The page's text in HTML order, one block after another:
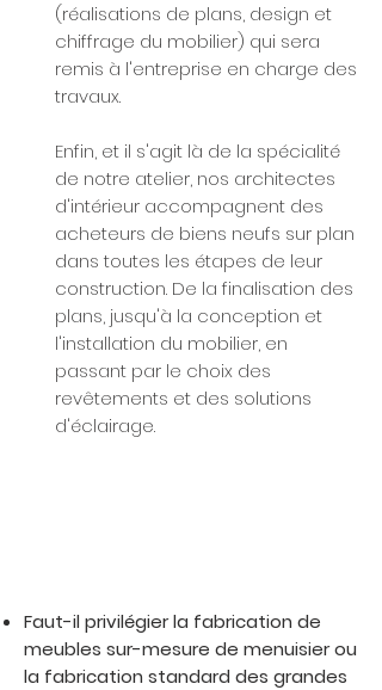
(réalisations de plans, design et
chiffrage du mobilier) qui sera
remis à l'entreprise en charge des
travaux.
Enfin, et il s'agit là de la spécialité
de notre atelier, nos architectes
d'intérieur accompagnent des
acheteurs de biens neufs sur plan
dans toutes les étapes de leur
construction. De la finalisation des
plans, jusqu'à la conception et
l'installation du mobilier, en
passant par le choix des
revêtements et des solutions
d'éclairage.
Faut-il privilégier la fabrication de
meubles sur-mesure de menuisier ou
la fabrication standard des grandes